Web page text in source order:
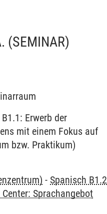
(SEMINAR)
Erwerb der
mit einem Fokus auf
bzw. Praktikum)
- Spanisch B1.2
Sprachangebot